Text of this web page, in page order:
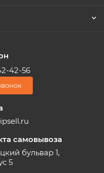
42-56
самовывоза
бульвар 1,
5